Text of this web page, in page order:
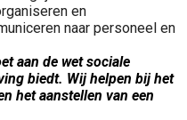
en
naar personeel en
aan de wet sociale
biedt. Wij helpen bij het
het aanstellen van een